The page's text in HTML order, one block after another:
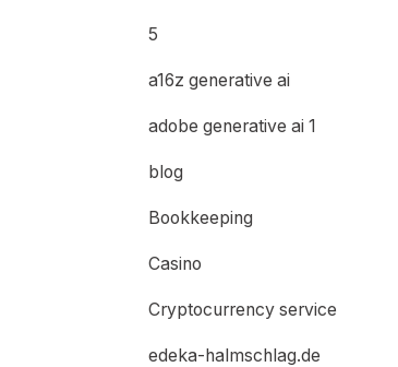
5
a16z generative ai
adobe generative ai 1
blog
Bookkeeping
Casino
Cryptocurrency service
edeka-halmschlag.de